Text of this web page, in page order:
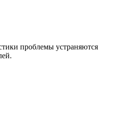
проблемы устраняются